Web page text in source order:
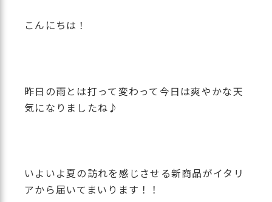
こんにちは！
昨日の雨とは打って変わって今日は爽やかな天
気になりましたね♪
いよいよ夏の訪れを感じさせる新商品がイタリ
アから届いてまいります！！